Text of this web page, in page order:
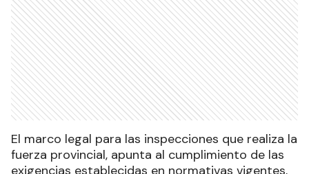
El marco legal para las inspecciones que realiza la
fuerza provincial, apunta al cumplimiento de las
exigencias establecidas en normativas vigentes,